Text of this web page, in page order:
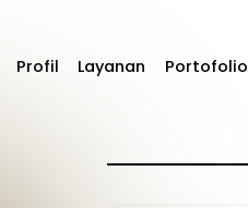
Profil Layanan Portofolio